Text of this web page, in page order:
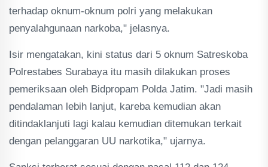
terhadap oknum-oknum polri yang melakukan
penyalahgunaan narkoba," jelasnya.
Isir mengatakan, kini status dari 5 oknum Satreskoba
Polrestabes Surabaya itu masih dilakukan proses
pemeriksaan oleh Bidpropam Polda Jatim. "Jadi masih
pendalaman lebih lanjut, kareba kemudian akan
ditindaklanjuti lagi kalau kemudian ditemukan terkait
dengan pelanggaran UU narkotika," ujarnya.